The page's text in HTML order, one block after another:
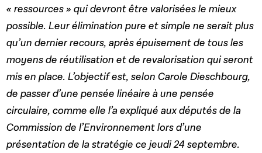
« ressources » qui devront être valorisées le mieux
possible. Leur élimination pure et simple ne serait plus
qu’un dernier recours, après épuisement de tous les
moyens de réutilisation et de revalorisation qui seront
mis en place. L’objectif est, selon Carole Dieschbourg,
de passer d’une pensée linéaire à une pensée
circulaire, comme elle l’a expliqué aux députés de la
Commission de l’Environnement lors d’une
présentation de la stratégie ce jeudi 24 septembre.